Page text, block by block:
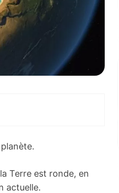
Terre est ronde, en
actuelle.